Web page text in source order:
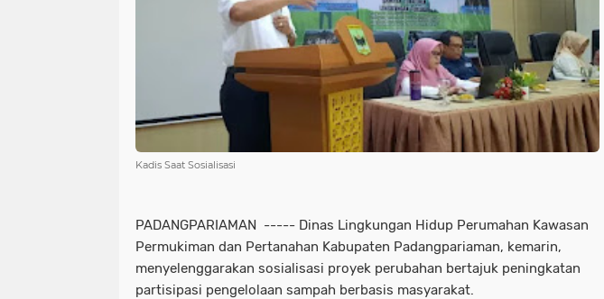
Kadis Saat Sosialisasi
PADANGPARIAMAN ----- Dinas Lingkungan Hidup Perumahan Kawasan
Permukiman dan Pertanahan Kabupaten Padangpariaman, kemarin,
menyelenggarakan sosialisasi proyek perubahan bertajuk peningkatan
partisipasi pengelolaan sampah berbasis masyarakat.